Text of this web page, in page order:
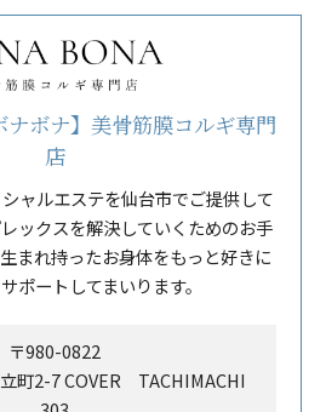
ボナ】美骨筋膜コルギ専門
店
ャルエステを仙台市でご提供して
ックスを解決していくためのお手
まれ持ったお身体をもっと好きに
ポートしてまいります。
〒980-0822
町2-7 COVER TACHIMACHI